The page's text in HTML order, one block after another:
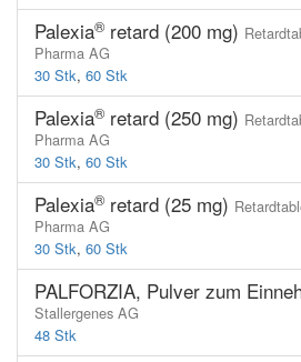
Palexia® retard (200 mg)
Pharma AG
30 Stk, 60 Stk
Palexia® retard (250 mg)
Pharma AG
30 Stk, 60 Stk
Palexia® retard (25 mg)
Pharma AG
30 Stk, 60 Stk
PALFORZIA, Pulver zum
Stallergenes AG
48 Stk